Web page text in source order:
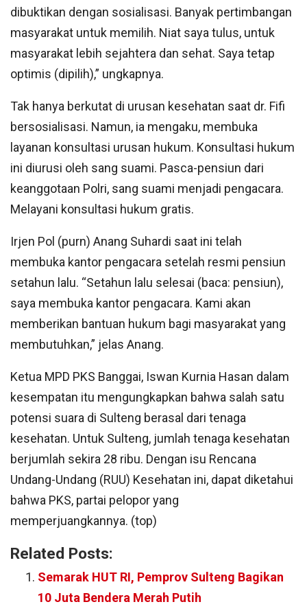
dibuktikan dengan sosialisasi. Banyak pertimbangan
masyarakat untuk memilih. Niat saya tulus, untuk
masyarakat lebih sejahtera dan sehat. Saya tetap
optimis (dipilih),” ungkapnya.
Tak hanya berkutat di urusan kesehatan saat dr. Fifi
bersosialisasi. Namun, ia mengaku, membuka
layanan konsultasi urusan hukum. Konsultasi hukum
ini diurusi oleh sang suami. Pasca-pensiun dari
keanggotaan Polri, sang suami menjadi pengacara.
Melayani konsultasi hukum gratis.
Irjen Pol (purn) Anang Suhardi saat ini telah
membuka kantor pengacara setelah resmi pensiun
setahun lalu. “Setahun lalu selesai (baca: pensiun),
saya membuka kantor pengacara. Kami akan
memberikan bantuan hukum bagi masyarakat yang
membutuhkan,” jelas Anang.
Ketua MPD PKS Banggai, Iswan Kurnia Hasan dalam
kesempatan itu mengungkapkan bahwa salah satu
potensi suara di Sulteng berasal dari tenaga
kesehatan. Untuk Sulteng, jumlah tenaga kesehatan
berjumlah sekira 28 ribu. Dengan isu Rencana
Undang-Undang (RUU) Kesehatan ini, dapat diketahui
bahwa PKS, partai pelopor yang
memperjuangkannya. (top)
Related Posts:
Semarak HUT RI, Pemprov Sulteng Bagikan
10 Juta Bendera Merah Putih